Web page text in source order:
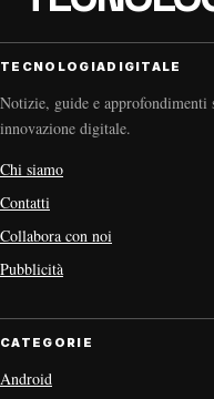
TECNOLOGIADIGITALE
Notizie, guide e
innovazione digitale.
Chi siamo
Contatti
Collabora con noi
Pubblicità
CATEGORIE
Android